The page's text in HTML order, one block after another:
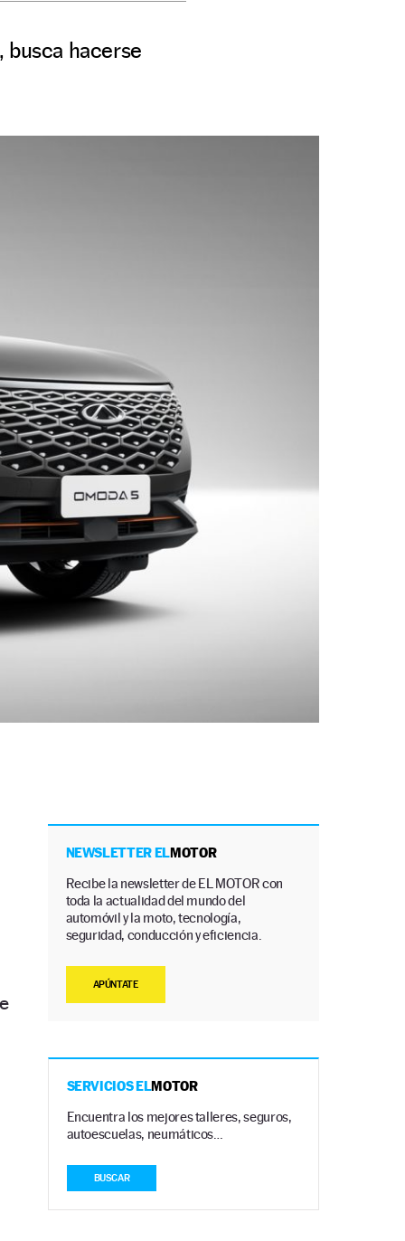
busca hacerse
NEWSLETTER ELMOTOR
Recibe la newsletter de EL MOTOR con
toda la actualidad del mundo del
automóvil y la moto, tecnología,
seguridad, conducción y eficiencia.
APÚNTATE
SERVICIOS ELMOTOR
Encuentra los mejores talleres, seguros,
autoescuelas, neumáticos…
BUSCAR